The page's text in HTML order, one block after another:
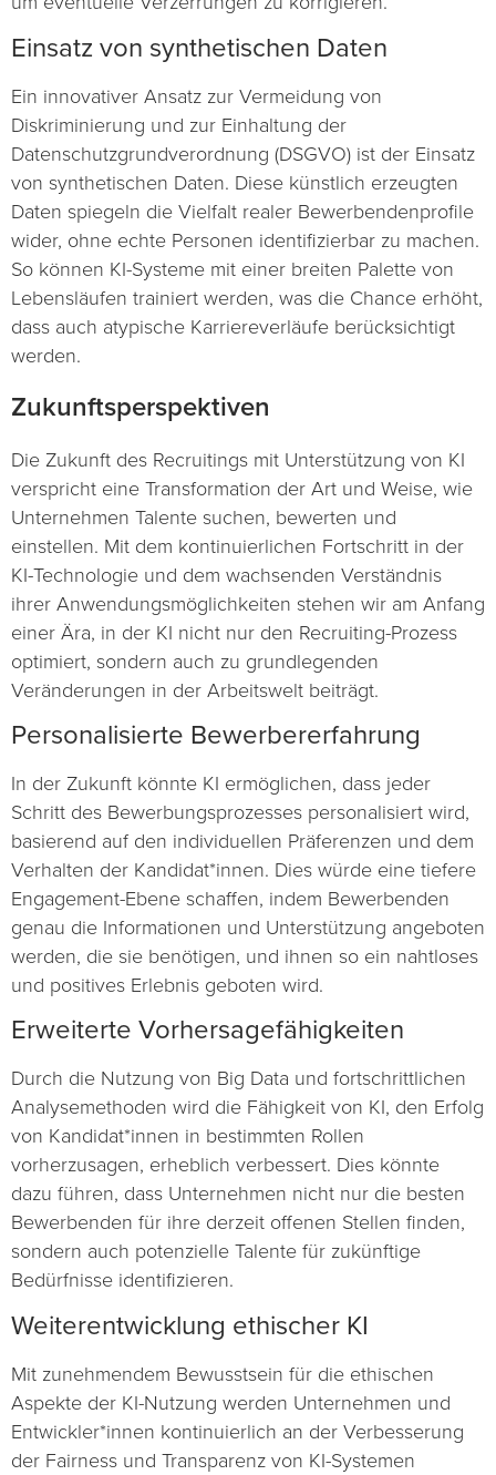
Einsatz von synthetischen Daten
Ein innovativer Ansatz zur Vermeidung von
Diskriminierung und zur Einhaltung der
Datenschutzgrundverordnung (DSGVO) ist der Einsatz
von synthetischen Daten. Diese künstlich erzeugten
Daten spiegeln die Vielfalt realer Bewerbendenprofile
wider, ohne echte Personen identifizierbar zu machen.
So können KI-Systeme mit einer breiten Palette von
Lebensläufen trainiert werden, was die Chance erhöht,
dass auch atypische Karriereverläufe berücksichtigt
werden.
Zukunftsperspektiven
Die Zukunft des Recruitings mit Unterstützung von KI
verspricht eine Transformation der Art und Weise, wie
Unternehmen Talente suchen, bewerten und
einstellen. Mit dem kontinuierlichen Fortschritt in der
KI-Technologie und dem wachsenden Verständnis
ihrer Anwendungsmöglichkeiten stehen wir am Anfang
einer Ära, in der KI nicht nur den Recruiting-Prozess
optimiert, sondern auch zu grundlegenden
Veränderungen in der Arbeitswelt beiträgt.
Personalisierte Bewerbererfahrung
In der Zukunft könnte KI ermöglichen, dass jeder
Schritt des Bewerbungsprozesses personalisiert wird,
basierend auf den individuellen Präferenzen und dem
Verhalten der Kandidat*innen. Dies würde eine tiefere
Engagement-Ebene schaffen, indem Bewerbenden
genau die Informationen und Unterstützung angeboten
werden, die sie benötigen, und ihnen so ein nahtloses
und positives Erlebnis geboten wird.
Erweiterte Vorhersagefähigkeiten
Durch die Nutzung von Big Data und fortschrittlichen
Analysemethoden wird die Fähigkeit von KI, den Erfolg
von Kandidat*innen in bestimmten Rollen
vorherzusagen, erheblich verbessert. Dies könnte
dazu führen, dass Unternehmen nicht nur die besten
Bewerbenden für ihre derzeit offenen Stellen finden,
sondern auch potenzielle Talente für zukünftige
Bedürfnisse identifizieren.
Weiterentwicklung ethischer KI
Mit zunehmendem Bewusstsein für die ethischen
Aspekte der KI-Nutzung werden Unternehmen und
Entwickler*innen kontinuierlich an der Verbesserung
der Fairness und Transparenz von KI-Systemen